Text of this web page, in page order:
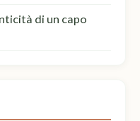
di un capo